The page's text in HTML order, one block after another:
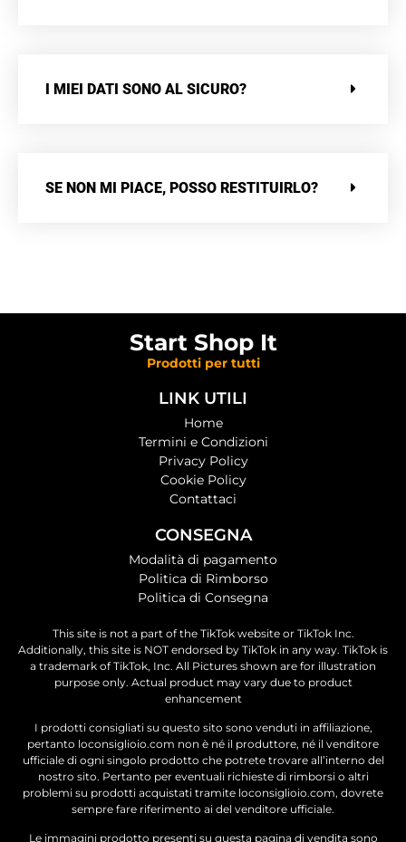
I MIEI DATI SONO AL SICURO?
SE NON MI PIACE, POSSO RESTITUIRLO?
Start Shop It
Prodotti per tutti
LINK UTILI
Home
Termini e Condizioni
Privacy Policy
Cookie Policy
Contattaci
CONSEGNA
Modalità di pagamento
Politica di Rimborso
Politica di Consegna
This site is not a part of the TikTok website or TikTok Inc.
Additionally, this site is NOT endorsed by TikTok in any way. TikTok is
a trademark of TikTok, Inc. All Pictures shown are for illustration
purpose only. Actual product may vary due to product
enhancement
I prodotti consigliati su questo sito sono venduti in affiliazione,
pertanto loconsiglioio.com non è né il produttore, né il venditore
ufficiale di ogni singolo prodotto che potrete trovare all’interno del
nostro sito. Pertanto per eventuali richieste di rimborsi o altri
problemi su prodotti acquistati tramite loconsiglioio.com, dovrete
sempre fare riferimento ai del venditore ufficiale.
Le immagini prodotto presenti su questa pagina di vendita sono